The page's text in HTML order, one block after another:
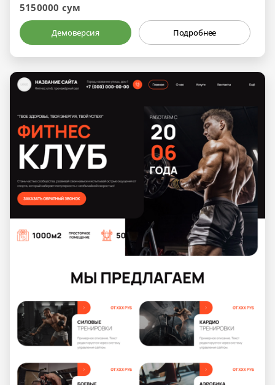
5150000 сум
Демоверсия Подробнее